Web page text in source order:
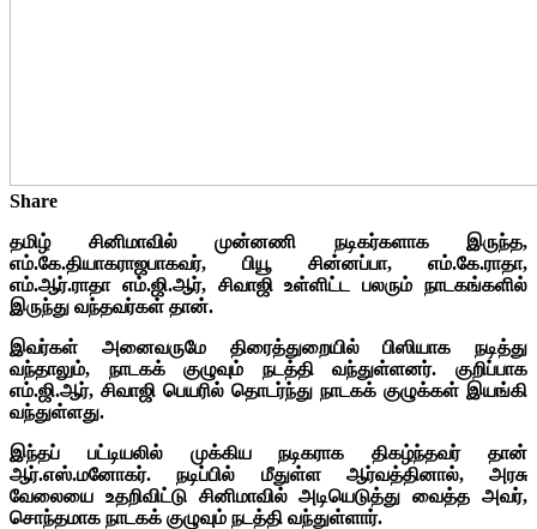
Share
தமிழ் சினிமாவில் முன்னணி நடிகர்களாக இருந்த,
எம்.கே.தியாகராஜபாகவர், பியூ சின்னப்பா, எம்.கே.ராதா,
எம்.ஆர்.ராதா எம்.ஜி.ஆர், சிவாஜி உள்ளிட்ட பலரும் நாடகங்களில்
இருந்து வந்தவர்கள் தான்.
இவர்கள் அனைவருமே திரைத்துறையில் பிஸியாக நடித்து
வந்தாலும், நாடகக் குழுவும் நடத்தி வந்துள்ளனர். குறிப்பாக
எம்.ஜி.ஆர், சிவாஜி பெயரில் தொடர்ந்து நாடகக் குழுக்கள் இயங்கி
வந்துள்ளது.
இந்தப் பட்டியலில் முக்கிய நடிகராக திகழ்ந்தவர் தான்
ஆர்.எஸ்.மனோகர். நடிப்பில் மீதுள்ள ஆர்வத்தினால், அரசு
வேலையை உதறிவிட்டு சினிமாவில் அடியெடுத்து வைத்த அவர்,
சொந்தமாக நாடகக் குழுவும் நடத்தி வந்துள்ளார்.